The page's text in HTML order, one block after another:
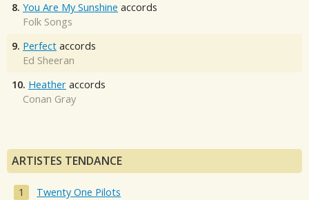
8. You Are My Sunshine accords
Folk Songs
9. Perfect accords
Ed Sheeran
10. Heather accords
Conan Gray
ARTISTES TENDANCE
Twenty One Pilots